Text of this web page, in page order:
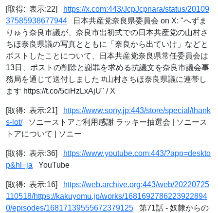
[取得: 表示:22]
https://x.com:443/JcpJcpnara/status/20109
37585938677944 日本共産党奈良県委員会 on X: "へずま
りゅう奈良市議が、奈良市出初式での日本共産党の山村さ
ちほ奈良県議の写真とともに「奈良から出ていけ」などと
ポストしたことについて、日本共産党奈良県常任委員会は
13日、ポストの削除と謝罪を求める抗議文を奈良市議会事
務局を通じて送付しました #山村さちほ奈良県議に連帯し
ます https://t.co/5ciHzLxAjU" / X
[取得: 表示:21]
https://www.sony.jp:443/store/special/thank
s-lot/ソニーストアご利用感謝 ラッキー抽選会 | ソニース
トアについて | ソニー
[取得: 表示:36]
https://www.youtube.com:443/?app=deskto
p&hl=ja YouTube
[取得: 表示:16]
https://web.archive.org:443/web/20220725
110518/https://kakuyomu.jp/works/1681692786223922894
0/episodes/16817139555672379125 第71話 - 奴隷からの